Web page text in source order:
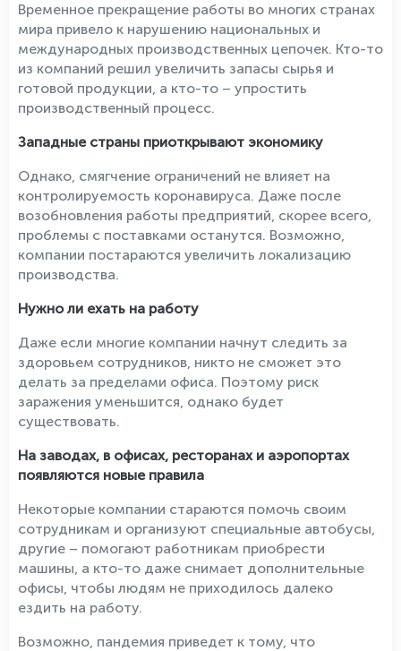
Временное прекращение работы во многих странах
мира привело к нарушению национальных и
международных производственных цепочек. Кто-то
из компаний решил увеличить запасы сырья и
готовой продукции, а кто-то – упростить
производственный процесс.
Западные страны приоткрывают экономику
Однако, смягчение ограничений не влияет на
контролируемость коронавируса. Даже после
возобновления работы предприятий, скорее всего,
проблемы с поставками останутся. Возможно,
компании постараются увеличить локализацию
производства.
Нужно ли ехать на работу
Даже если многие компании начнут следить за
здоровьем сотрудников, никто не сможет это
делать за пределами офиса. Поэтому риск
заражения уменьшится, однако будет
существовать.
На заводах, в офисах, ресторанах и аэропортах
появляются новые правила
Некоторые компании стараются помочь своим
сотрудникам и организуют специальные автобусы,
другие – помогают работникам приобрести
машины, а кто-то даже снимает дополнительные
офисы, чтобы людям не приходилось далеко
ездить на работу.
Возможно, пандемия приведет к тому, что